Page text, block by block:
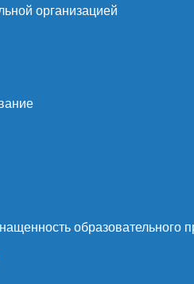
организацией
образовательного